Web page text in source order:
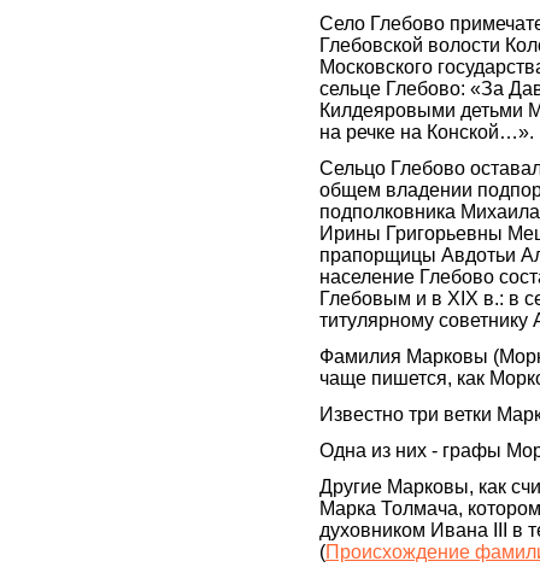
Село Глебово
Глебовской волости
Московского
сельце Глебово: «За
Килдеяровыми детьми
на речке на Конской…».
Сельцо Глебово
общем владении
подполковника
Ирины Григорьевны
прапорщицы Авдотьи
население Глебово
Глебовым и в XIX в.: в
титулярному
Фамилия Марковы
чаще пишется, как
Известно три ветки
Одна из них - графы
Другие Марковы, как
Марка Толмача,
духовником Ивана III в
(Происхождение